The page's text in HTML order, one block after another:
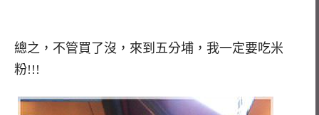
總之，不管買了沒，來到五分埔，我一定要吃米
粉!!!